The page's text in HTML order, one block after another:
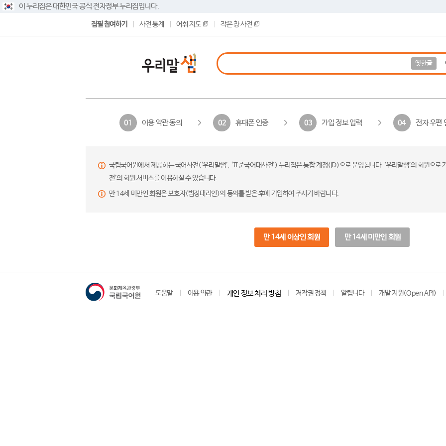
이 누리집은 대한민국 공식 전자정부 누리집입니다.
집필 참여하기 사전 통계 어휘 지도 작은 창 사전
옛한글
01 이용 약관 동의 02 휴대폰 인증 03 가입 정보 입력 04 전자 우편
국립국어원에서 제공하는 국어사전(‘우리말샘’, ‘표준국어대사전’) 누리집은 통합 계정(ID)으로 운영됩니다. ‘우리말샘’의 회원으
전’의 회원 서비스를 이용하실 수 있습니다.
만 14세 미만인 회원은 보호자(법정대리인)의 동의를 받은 후에 가입하여 주시기 바랍니다.
만 14세 이상인 회원 만 14세 미만인 회원
도움말 이용 약관 개인 정보 처리 방침 저작권 정책 알립니다 개발 지원(Open API)